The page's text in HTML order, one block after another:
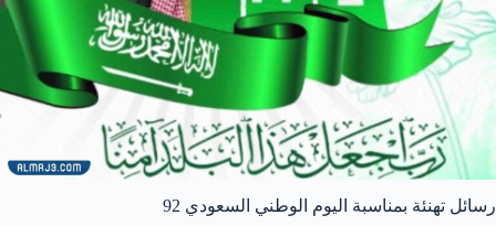
رسائل تهنئة بمناسبة اليوم الوطني السعودي 92